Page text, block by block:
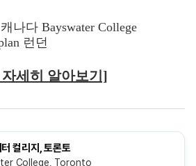
나다 Bayswater College
런던
세히 알아보기]
컬리지, 토론토
College, Toronto